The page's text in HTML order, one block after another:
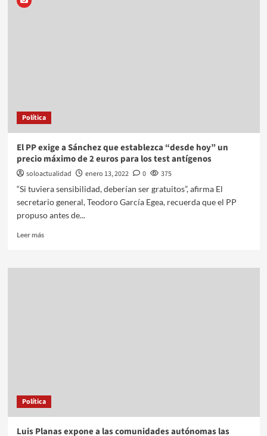
Política
El PP exige a Sánchez que establezca “desde hoy” un
precio máximo de 2 euros para los test antígenos
soloactualidad enero 13, 2022 0
375
“Si tuviera sensibilidad, deberían ser gratuitos”, afirma El
secretario general, Teodoro García Egea, recuerda que el PP
propuso antes de...
Leer más
Política
Luis Planas expone a las comunidades autónomas las